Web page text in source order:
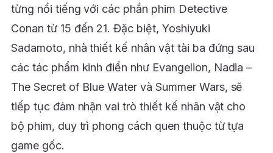
từng nổi tiếng với các phần phim Detective
Conan từ 15 đến 21. Đặc biệt, Yoshiyuki
Sadamoto, nhà thiết kế nhân vật tài ba đứng sau
các tác phẩm kinh điển như Evangelion, Nadia –
The Secret of Blue Water và Summer Wars, sẽ
tiếp tục đảm nhận vai trò thiết kế nhân vật cho
bộ phim, duy trì phong cách quen thuộc từ tựa
game gốc.